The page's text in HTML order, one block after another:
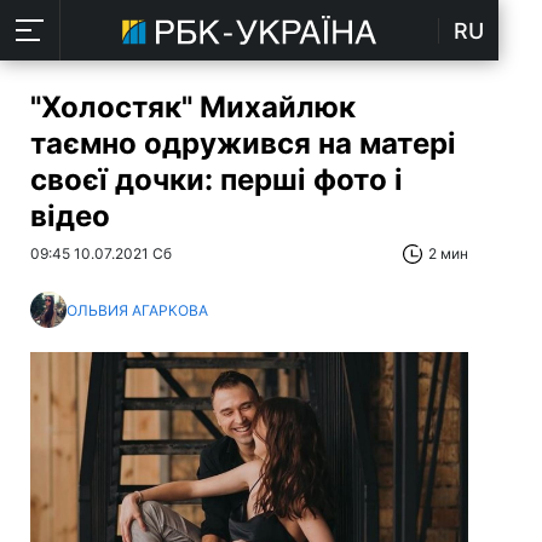
RU
"Холостяк" Михайлюк
таємно одружився на матері
своєї дочки: перші фото і
відео
09:45 10.07.2021 Сб 2 мин
ОЛЬВИЯ АГАРКОВА